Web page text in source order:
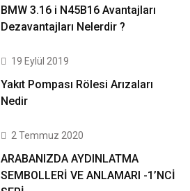
BMW 3.16 i N45B16 Avantajları
Dezavantajları Nelerdir ?
19 Eylül 2019
Yakıt Pompası Rölesi Arızaları
Nedir
2 Temmuz 2020
ARABANIZDA AYDINLATMA
SEMBOLLERİ VE ANLAMARI -1’NCİ